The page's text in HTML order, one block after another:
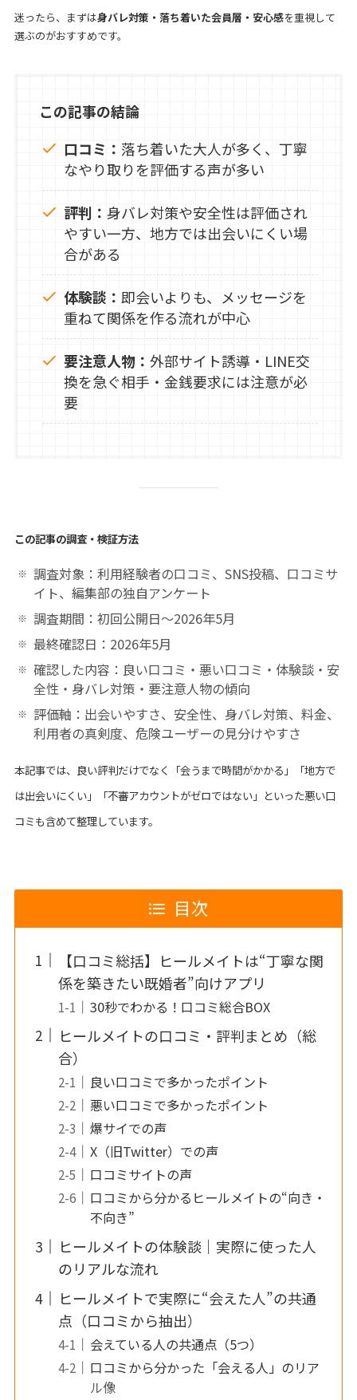
迷ったら、まずは身バレ対策・落ち着いた会員層・安心感を重視して
選ぶのがおすすめです。
この記事の結論
口コミ：落ち着いた大人が多く、丁寧
なやり取りを評価する声が多い
評判：身バレ対策や安全性は評価され
やすい一方、地方では出会いにくい場
合がある
体験談：即会いよりも、メッセージを
重ねて関係を作る流れが中心
要注意人物：外部サイト誘導・LINE交
換を急ぐ相手・金銭要求には注意が必
要
この記事の調査・検証方法
調査対象：利用経験者の口コミ、SNS投稿、口コミサ
イト、編集部の独自アンケート
調査期間：初回公開日〜2026年5月
最終確認日：2026年5月
確認した内容：良い口コミ・悪い口コミ・体験談・安
全性・身バレ対策・要注意人物の傾向
評価軸：出会いやすさ、安全性、身バレ対策、料金、
利用者の真剣度、危険ユーザーの見分けやすさ
本記事では、良い評判だけでなく「会うまで時間がかかる」「地方で
は出会いにくい」「不審アカウントがゼロではない」といった悪い口
コミも含めて整理しています。
目次
【口コミ総括】ヒールメイトは“丁寧な関
係を築きたい既婚者”向けアプリ
30秒でわかる！口コミ総合BOX
ヒールメイトの口コミ・評判まとめ（総
合）
良い口コミで多かったポイント
悪い口コミで多かったポイント
爆サイでの声
X（旧Twitter）での声
口コミサイトの声
口コミから分かるヒールメイトの“向き・
不向き”
ヒールメイトの体験談｜実際に使った人
のリアルな流れ
ヒールメイトで実際に“会えた人”の共通
点（口コミから抽出）
会えている人の共通点（5つ）
口コミから分かった「会える人」のリア
ル像